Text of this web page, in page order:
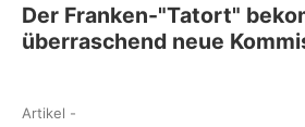
Der Franken-"Tatort"
überraschend neue
Artikel -